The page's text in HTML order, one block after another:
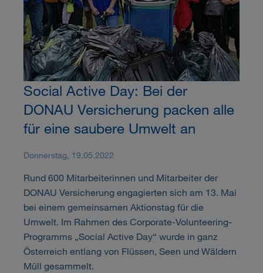
Social Active Day: Bei der
DONAU Versicherung packen alle
für eine saubere Umwelt an
Donnerstag, 19.05.2022
Rund 600 Mitarbeiterinnen und Mitarbeiter der
DONAU Versicherung engagierten sich am 13. Mai
bei einem gemeinsamen Aktionstag für die
Umwelt. Im Rahmen des Corporate-Volunteering-
Programms „Social Active Day“ wurde in ganz
Österreich entlang von Flüssen, Seen und Wäldern
Müll gesammelt.